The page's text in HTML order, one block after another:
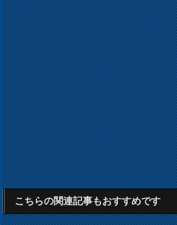
こちらの関連記事もおすすめです